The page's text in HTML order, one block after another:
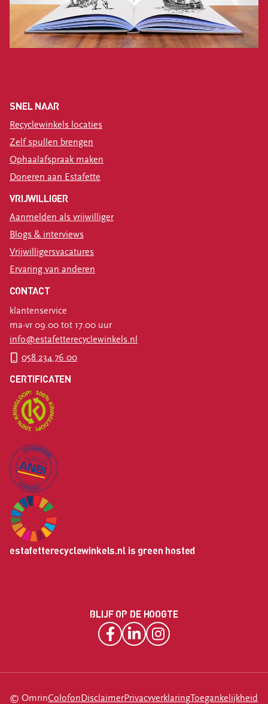
SNEL NAAR
Recyclewinkels locaties
Zelf spullen brengen
Ophaalafspraak maken
Doneren aan Estafette
VRIJWILLIGER
Aanmelden als vrijwilliger
Blogs & interviews
Vrijwilligersvacatures
Ervaring van anderen
CONTACT
klantenservice
ma-vr 09.00 tot 17.00 uur
info@estafetterecyclewinkels.nl
058 234 76 00
CERTIFICATEN
estafetterecyclewinkels.nl is green hosted
BLIJF OP DE HOOGTE
© OmrinColofonDisclaimerPrivacyverklaringToegankelijkheid